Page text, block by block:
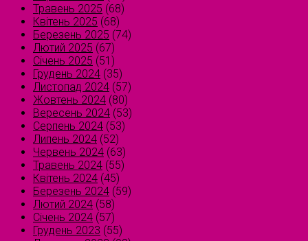
Травень 2025 (68)
Квітень 2025 (68)
Березень 2025 (74)
Лютий 2025 (67)
Січень 2025 (51)
Грудень 2024 (35)
Листопад 2024 (57)
Жовтень 2024 (80)
Вересень 2024 (53)
Серпень 2024 (53)
Липень 2024 (52)
Червень 2024 (63)
Травень 2024 (55)
Квітень 2024 (45)
Березень 2024 (59)
Лютий 2024 (58)
Січень 2024 (57)
Грудень 2023 (55)